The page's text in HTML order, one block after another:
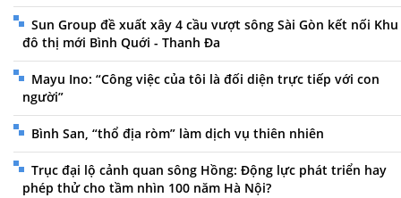
Sun Group đề xuất xây 4 cầu vượt sông Sài Gòn kết nối Khu
đô thị mới Bình Quới - Thanh Đa
Mayu Ino: “Công việc của tôi là đối diện trực tiếp với con
người”
Bình San, “thổ địa ròm” làm dịch vụ thiên nhiên
Trục đại lộ cảnh quan sông Hồng: Động lực phát triển hay
phép thử cho tầm nhìn 100 năm Hà Nội?